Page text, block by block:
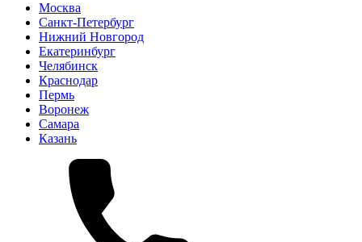
Москва
Санкт-Петербург
Нижний Новгород
Екатеринбург
Челябинск
Краснодар
Пермь
Воронеж
Самара
Казань